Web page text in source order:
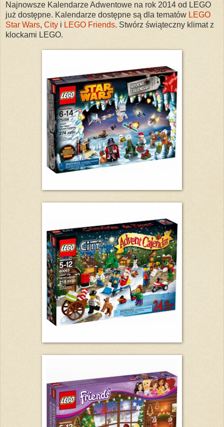
Najnowsze Kalendarze Adwentowe na rok 2014 od LEGO
już dostępne. Kalendarze dostępne są dla tematów LEGO
Star Wars, City i LEGO Friends. Stwórz świąteczny klimat z
klockami LEGO.